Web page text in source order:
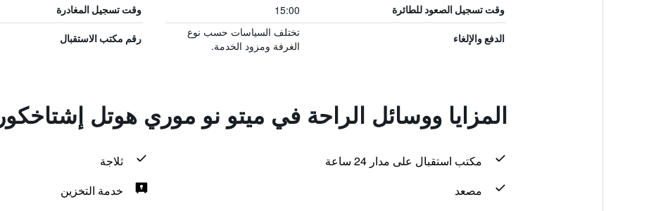
وقت تسجيل الصعود للطائرة 15:00 وقت تسجيل المغادرة
الدفع والإلغاء
تختلف السياسات حسب نوع
الغرفة ومزود الخدمة.
رقم مكتب الاستقبال
المزايا ووسائل الراحة في ميتو نو موري هوتل
مكتب استقبال على مدار 24 ساعة
ثلاجة
مصعد
خدمة التخزين